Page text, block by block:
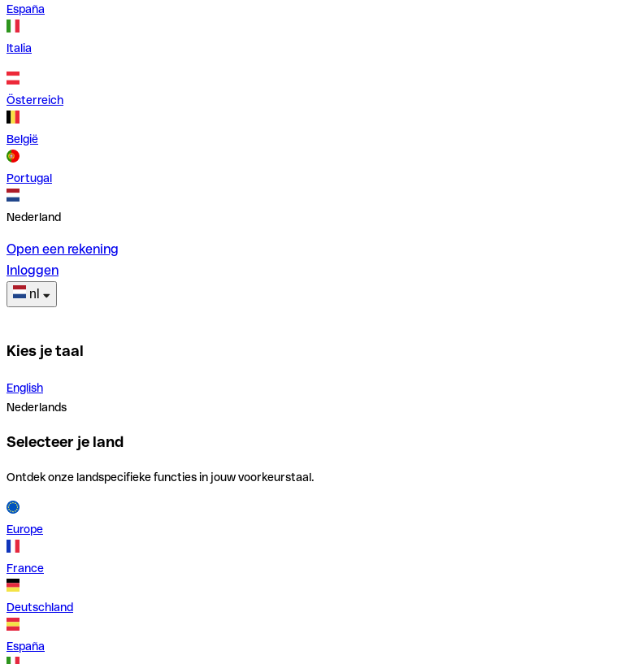
España
Italia
Österreich
België
Portugal
Nederland
Open een rekening
Inloggen
nl
Kies je taal
English
Nederlands
Selecteer je land
Ontdek onze landspecifieke functies in jouw voorkeurstaal.
Europe
France
Deutschland
España